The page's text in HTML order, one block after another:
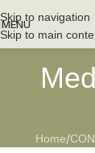
Skip to navigation
Skip to main
MENU
Home/